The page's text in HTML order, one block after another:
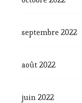
septembre 2022
août 2022
juin 2022